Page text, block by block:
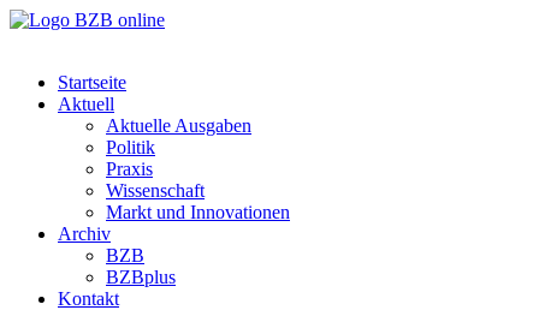
Startseite
Aktuell
Aktuelle Ausgaben
Politik
Praxis
Wissenschaft
Markt und Innovationen
Archiv
BZB
BZBplus
Kontakt